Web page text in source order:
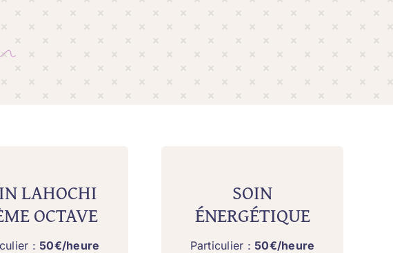
LAHOCHI
OCTAVE
:50€/heure
SOIN
ÉNERGÉTIQUE
Particulier :50€/heure